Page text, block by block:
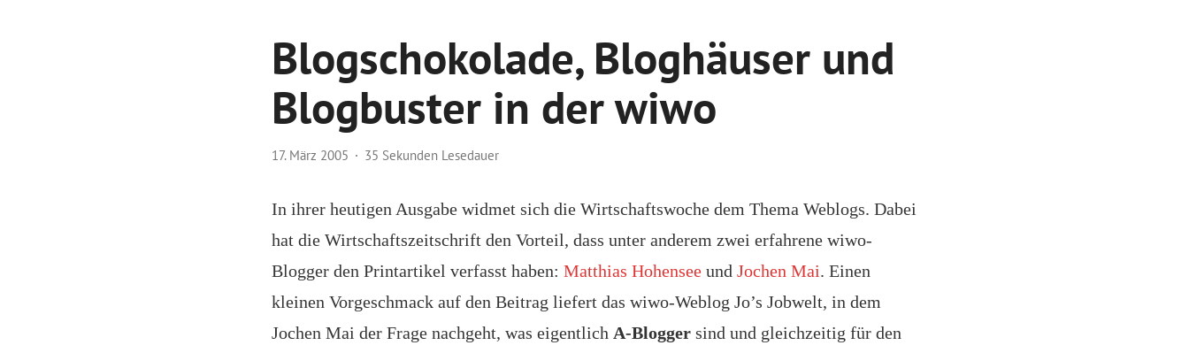
Blogschokolade, Bloghäuser und
Blogbuster in der wiwo
17. März 2005 35 Sekunden Lesedauer
In ihrer heutigen Ausgabe widmet sich die Wirtschaftswoche dem Thema Weblogs. Dabei
hat die Wirtschaftszeitschrift den Vorteil, dass unter anderem zwei erfahrene wiwo-
Blogger den Printartikel verfasst haben: Matthias Hohensee und Jochen Mai. Einen
kleinen Vorgeschmack auf den Beitrag liefert das wiwo-Weblog Jo’s Jobwelt, in dem
Jochen Mai der Frage nachgeht, was eigentlich A-Blogger sind und gleichzeitig für den